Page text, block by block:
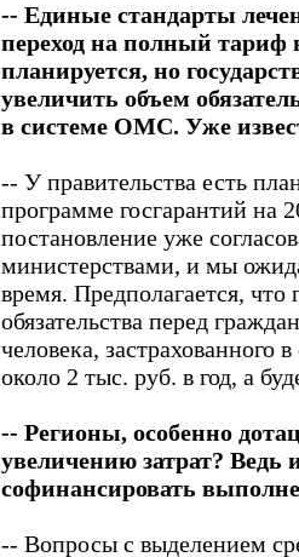
-- Единые стандарты
переход на полный
планируется, но
увеличить объем
в системе ОМС. Уже
-- У правительства есть
программе госгарантий на
постановление уже
министерствами, и мы
время. Предполагается, что
обязательства перед
человека,
около 2 тыс. руб. в год, а
-- Регионы, особенно
увеличению затрат? Ведь
софинансировать
-- Вопросы с выделением